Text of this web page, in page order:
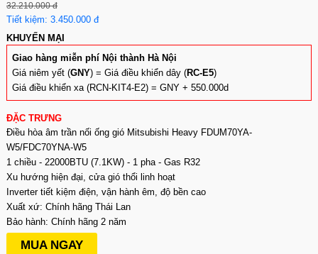
32.210.000 đ
Tiết kiệm: 3.450.000 đ
KHUYẾN MẠI
Giao hàng miễn phí Nội thành Hà Nội
Giá niêm yết (GNY) = Giá điều khiển dây (RC-E5)
Giá điều khiển xa (RCN-KIT4-E2) = GNY + 550.000d
ĐẶC TRƯNG
Điều hòa âm trần nối ống gió Mitsubishi Heavy FDUM70YA-
W5/FDC70YNA-W5
1 chiều - 22000BTU (7.1KW) - 1 pha - Gas R32
Xu hướng hiện đại, cửa gió thổi linh hoạt
Inverter tiết kiệm điện, vận hành êm, độ bền cao
Xuất xứ: Chính hãng Thái Lan
Bảo hành: Chính hãng 2 năm
MUA NGAY